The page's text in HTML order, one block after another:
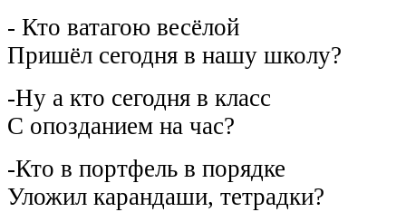
- Кто ватагою весёлой
Пришёл сегодня в нашу школу?
-Ну а кто сегодня в класс
С опозданием на час?
-Кто в портфель в порядке
Уложил карандаши, тетрадки?